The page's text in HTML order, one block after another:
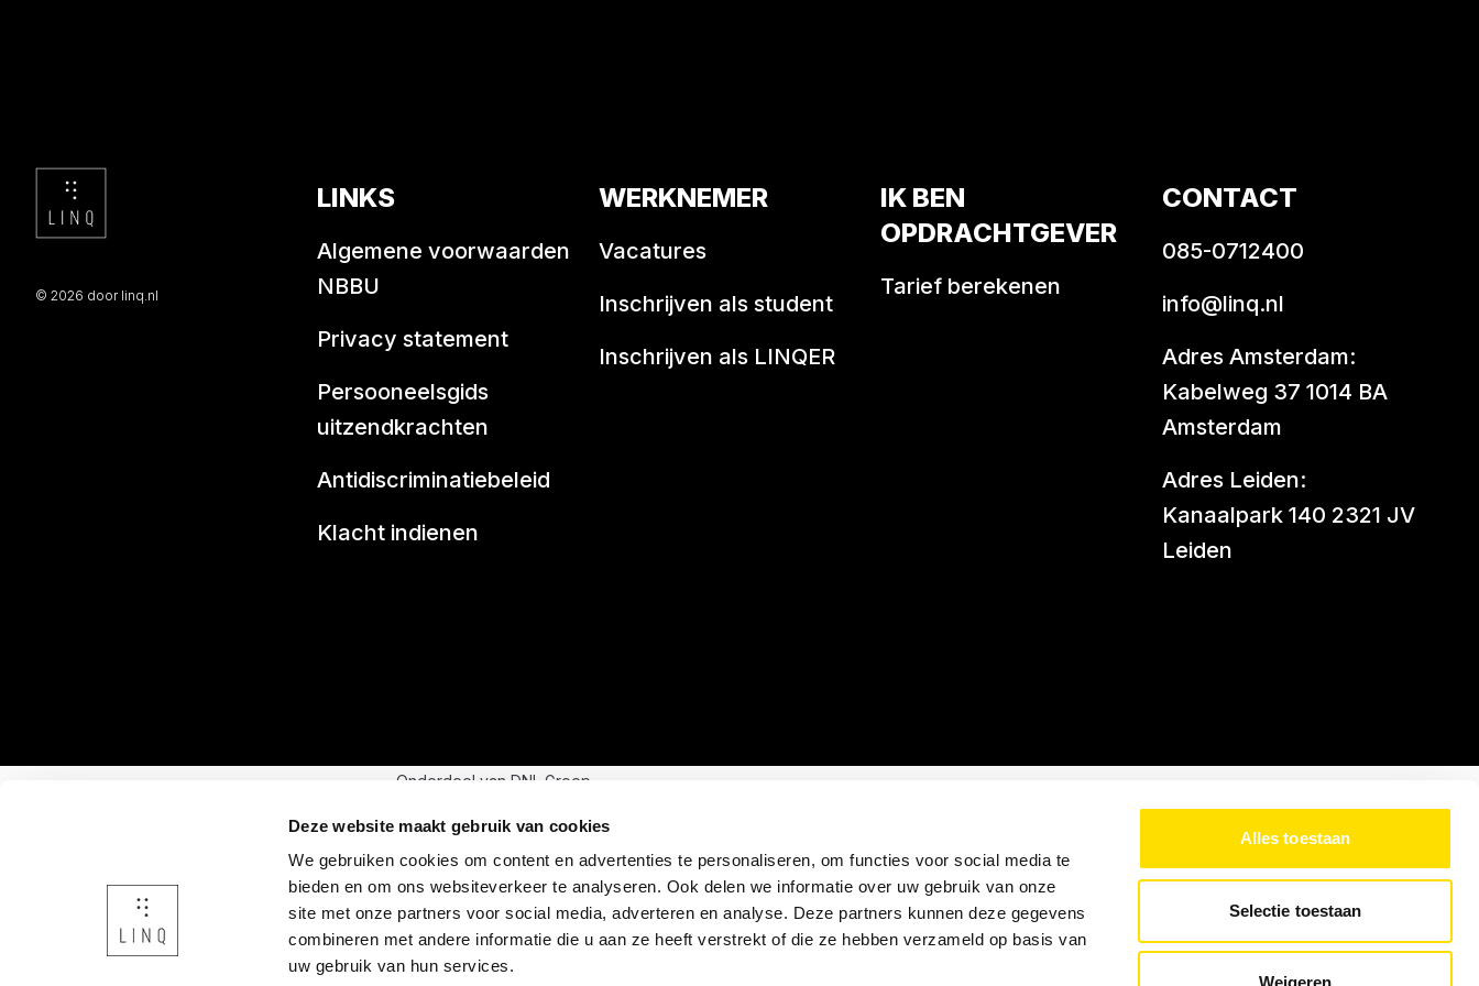
Deze website maakt gebruik van cookies
We gebruiken cookies om content en advertenties te personaliseren, om functies voor social media te
bieden en om ons websiteverkeer te analyseren. Ook delen we informatie over uw gebruik van onze
site met onze partners voor social media, adverteren en analyse. Deze partners kunnen deze gegevens
combineren met andere informatie die u aan ze heeft verstrekt of die ze hebben verzameld op basis van
uw gebruik van hun services.
Alles toestaan
Selectie toestaan
Weigeren
© 2026 door linq.nl
LINKS
Algemene voorwaarden
NBBU
Privacy statement
Persooneelsgids
uitzendkrachten
Antidiscriminatiebeleid
Klacht indienen
WERKNEMER
Vacatures
Inschrijven als student
Inschrijven als LINQER
IK BEN
OPDRACHTGEVER
Tarief berekenen
CONTACT
085-0712400
info@linq.nl
Adres Amsterdam:
Kabelweg 37 1014 BA
Amsterdam
Adres Leiden:
Kanaalpark 140 2321 JV
Leiden
Onderdeel van DNL Groep